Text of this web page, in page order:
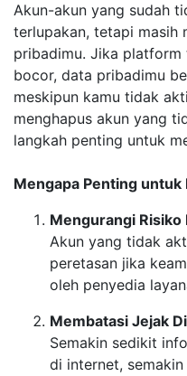
Akun-akun yang sudah
terlupakan, tetapi masih
pribadimu. Jika
bocor, data pribadimu
meskipun kamu tidak
menghapus akun yang
langkah penting untuk
Mengapa Penting
Mengurangi Risiko
Akun yang tidak
peretasan jika
oleh penyedia
Membatasi Jejak
Semakin sedikit
di internet,